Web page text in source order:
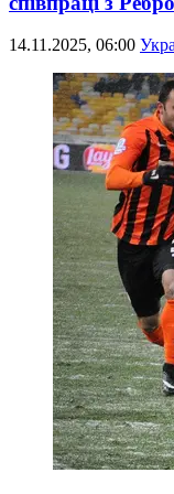
14.11.2025, 06:00